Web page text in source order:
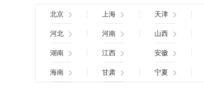
北京 上海 天津
河北 河南 山西
湖南 江西 安徽
海南 甘肃 宁夏